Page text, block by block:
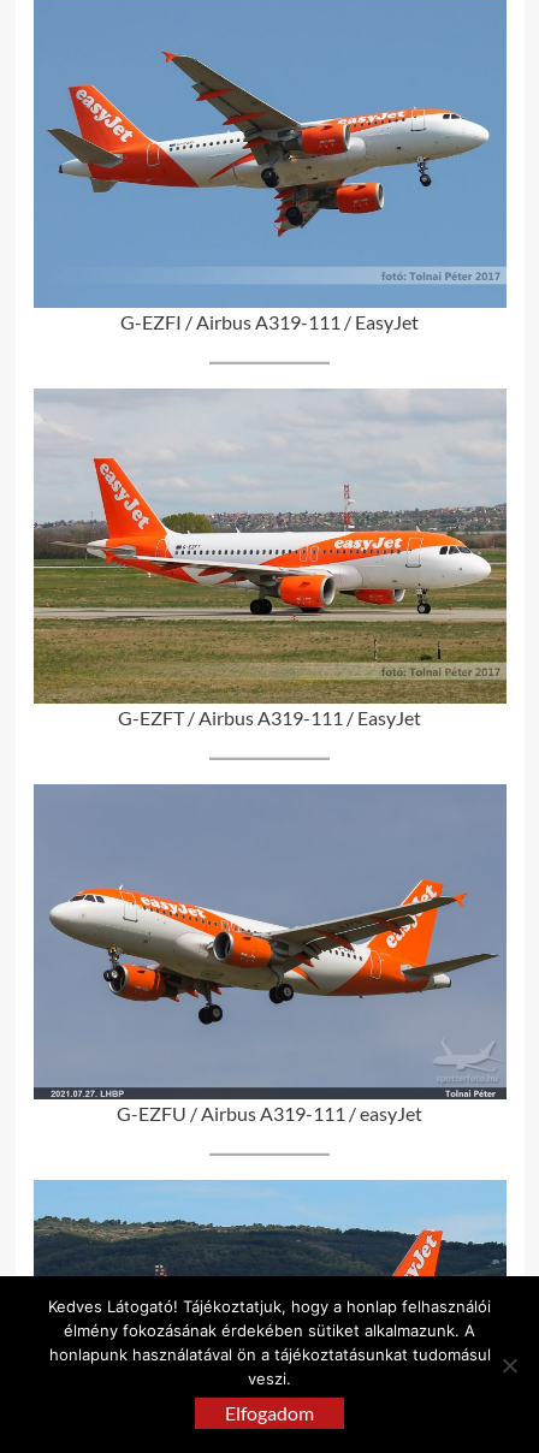
G-EZFI / Airbus A319-111 / EasyJet
G-EZFT / Airbus A319-111 / EasyJet
G-EZFU / Airbus A319-111 / easyJet
Kedves Látogató! Tájékoztatjuk, hogy a honlap felhasználói
élmény fokozásának érdekében sütiket alkalmazunk. A
honlapunk használatával ön a tájékoztatásunkat tudomásul
veszi.
Elfogadom